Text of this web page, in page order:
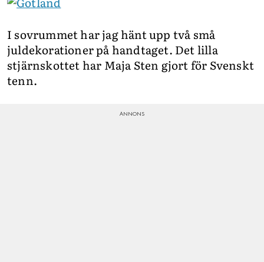
I sovrummet har jag hänt upp två små
juldekorationer på handtaget. Det lilla
stjärnskottet har Maja Sten gjort för Svenskt
tenn.